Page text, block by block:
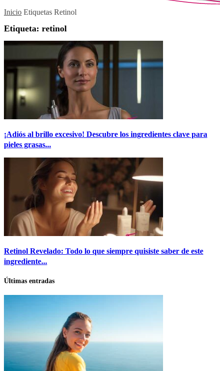
Inicio Etiquetas Retinol
Etiqueta: retinol
¡Adiós al brillo excesivo! Descubre los ingredientes clave para
pieles grasas...
Retinol Revelado: Todo lo que siempre quisiste saber de este
ingrediente...
Últimas entradas